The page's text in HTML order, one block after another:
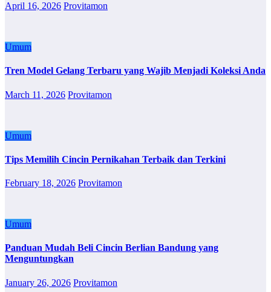
April 16, 2026 Provitamon
Umum
Tren Model Gelang Terbaru yang Wajib Menjadi Koleksi Anda
March 11, 2026 Provitamon
Umum
Tips Memilih Cincin Pernikahan Terbaik dan Terkini
February 18, 2026 Provitamon
Umum
Panduan Mudah Beli Cincin Berlian Bandung yang
Menguntungkan
January 26, 2026 Provitamon